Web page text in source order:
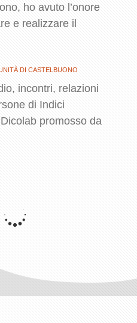
ho avuto l’onore
e realizzare il
DI CASTELBUONO
incontri, relazioni
di Indici
promosso da